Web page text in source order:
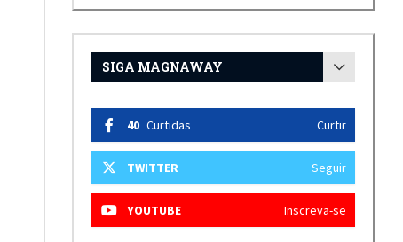
SIGA MAGNAWAY
40 Curtidas Curtir
TWITTER Seguir
YOUTUBE Inscreva-se